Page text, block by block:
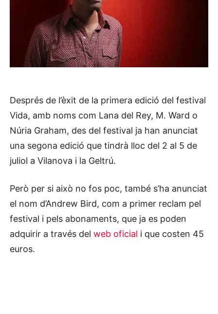
Després de l’èxit de la primera edició del festival
Vida, amb noms com Lana del Rey, M. Ward o
Núria Graham, des del festival ja han anunciat
una segona edició que tindrà lloc del 2 al 5 de
juliol a Vilanova i la Geltrú.
Però per si això no fos poc, també s’ha anunciat
el nom d’Andrew Bird, com a primer reclam pel
festival i pels abonaments, que ja es poden
adquirir a través del web oficial i que costen 45
euros.